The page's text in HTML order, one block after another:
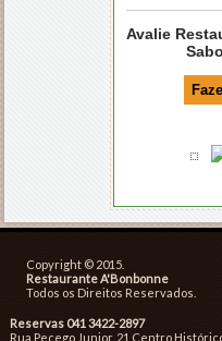
Avalie
Copyright © 2015.
Restaurante A'Bonbonne
Todos os Direitos Reservados.
Reservas 041 3422-2897
Rua Pecego Junior, 21 Centro